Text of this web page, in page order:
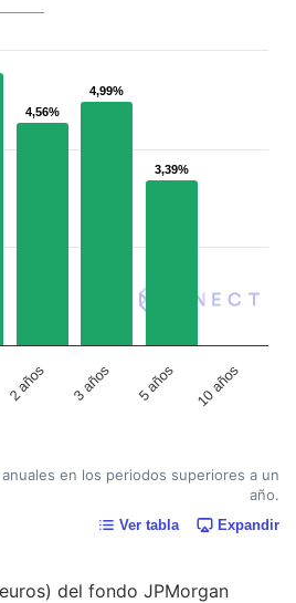
4,56%
4,56%
4,99%
4,99%
3,39%
3,39%
2 años 3 años 5 años 10 años
en los periodos superiores a un
año.
Ver tabla Expandir
del fondo JPMorgan